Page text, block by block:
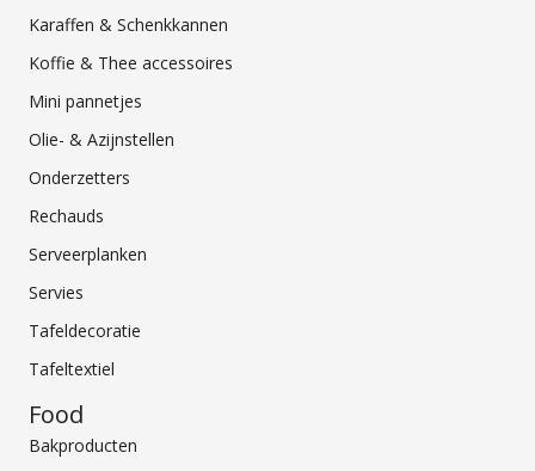
Karaffen & Schenkkannen
Koffie & Thee accessoires
Mini pannetjes
Olie- & Azijnstellen
Onderzetters
Rechauds
Serveerplanken
Servies
Tafeldecoratie
Tafeltextiel
Food
Bakproducten